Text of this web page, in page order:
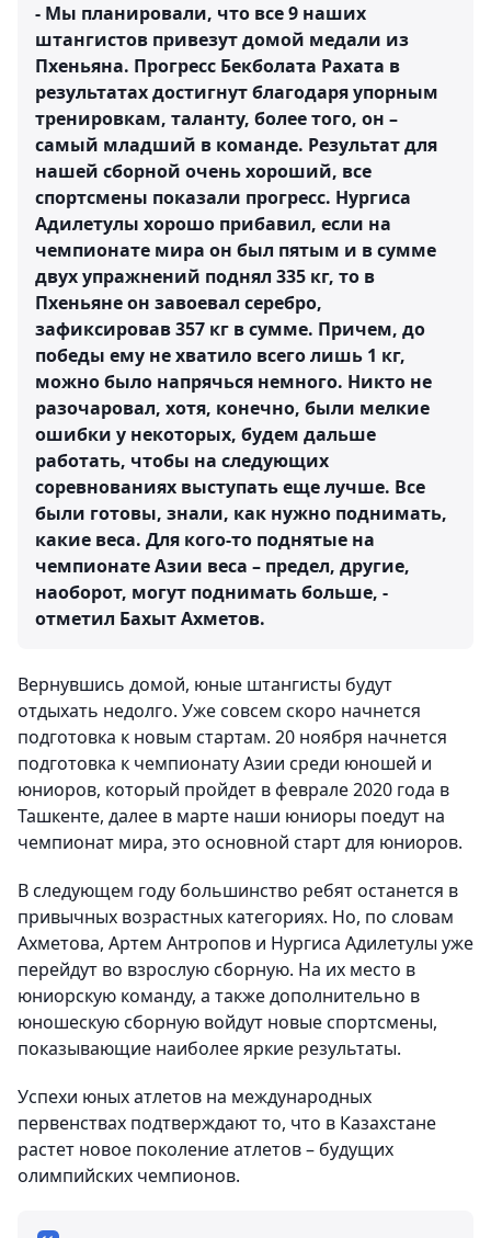
- Мы планировали, что все 9 наших
штангистов привезут домой медали из
Пхеньяна. Прогресс Бекболата Рахата в
результатах достигнут благодаря упорным
тренировкам, таланту, более того, он –
самый младший в команде. Результат для
нашей сборной очень хороший, все
спортсмены показали прогресс. Нургиса
Адилетулы хорошо прибавил, если на
чемпионате мира он был пятым и в сумме
двух упражнений поднял 335 кг, то в
Пхеньяне он завоевал серебро,
зафиксировав 357 кг в сумме. Причем, до
победы ему не хватило всего лишь 1 кг,
можно было напрячься немного. Никто не
разочаровал, хотя, конечно, были мелкие
ошибки у некоторых, будем дальше
работать, чтобы на следующих
соревнованиях выступать еще лучше. Все
были готовы, знали, как нужно поднимать,
какие веса. Для кого-то поднятые на
чемпионате Азии веса – предел, другие,
наоборот, могут поднимать больше, -
отметил Бахыт Ахметов.
Вернувшись домой, юные штангисты будут
отдыхать недолго. Уже совсем скоро начнется
подготовка к новым стартам. 20 ноября начнется
подготовка к чемпионату Азии среди юношей и
юниоров, который пройдет в феврале 2020 года в
Ташкенте, далее в марте наши юниоры поедут на
чемпионат мира, это основной старт для юниоров.
В следующем году большинство ребят останется в
привычных возрастных категориях. Но, по словам
Ахметова, Артем Антропов и Нургиса Адилетулы уже
перейдут во взрослую сборную. На их место в
юниорскую команду, а также дополнительно в
юношескую сборную войдут новые спортсмены,
показывающие наиболее яркие результаты.
Успехи юных атлетов на международных
первенствах подтверждают то, что в Казахстане
растет новое поколение атлетов – будущих
олимпийских чемпионов.